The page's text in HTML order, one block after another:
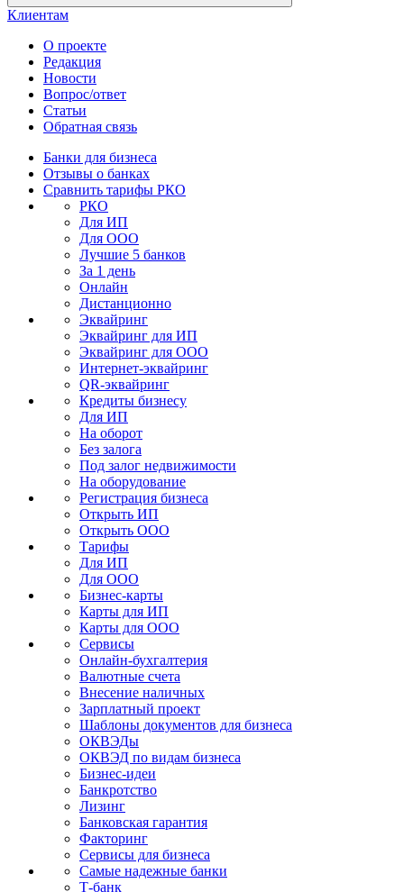
Клиентам
О проекте
Редакция
Новости
Вопрос/ответ
Статьи
Обратная связь
Банки для бизнеса
Отзывы о банках
Сравнить тарифы РКО
РКО
Для ИП
Для ООО
Лучшие 5 банков
За 1 день
Онлайн
Дистанционно
Эквайринг
Эквайринг для ИП
Эквайринг для ООО
Интернет-эквайринг
QR-эквайринг
Кредиты бизнесу
Для ИП
На оборот
Без залога
Под залог недвижимости
На оборудование
Регистрация бизнеса
Открыть ИП
Открыть ООО
Тарифы
Для ИП
Для ООО
Бизнес-карты
Карты для ИП
Карты для ООО
Сервисы
Онлайн-бухгалтерия
Валютные счета
Внесение наличных
Зарплатный проект
Шаблоны документов для бизнеса
ОКВЭДы
ОКВЭД по видам бизнеса
Бизнес-идеи
Банкротство
Лизинг
Банковская гарантия
Факторинг
Сервисы для бизнеса
Самые надежные банки
Т-банк